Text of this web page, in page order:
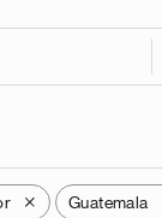
X Guatemala